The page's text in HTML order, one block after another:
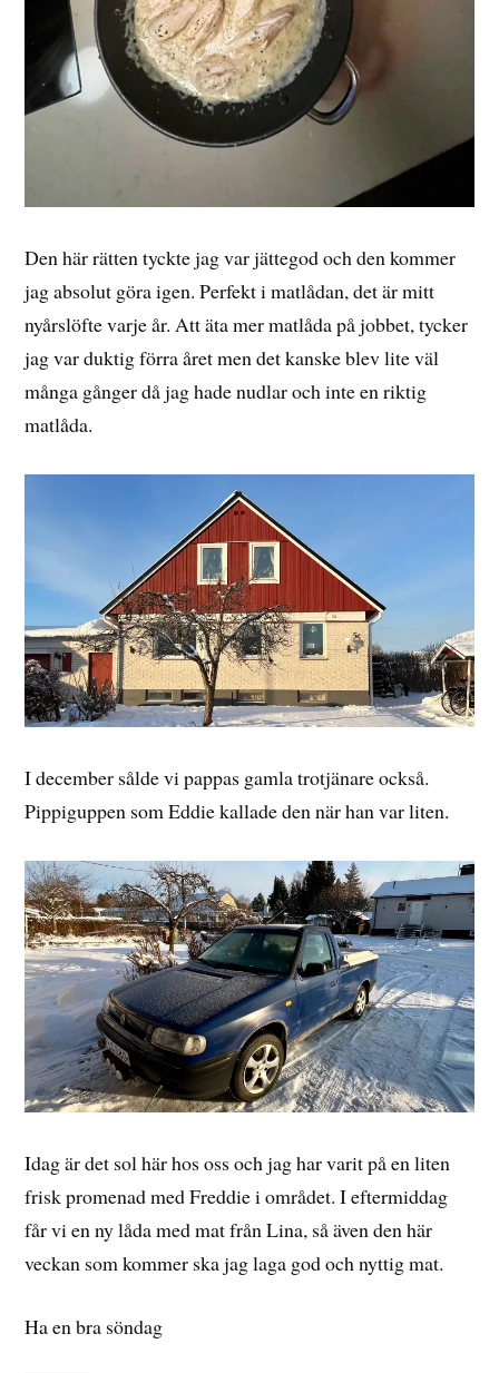
Den här rätten tyckte jag var jättegod och den kommer
jag absolut göra igen. Perfekt i matlådan, det är mitt
nyårslöfte varje år. Att äta mer matlåda på jobbet, tycker
jag var duktig förra året men det kanske blev lite väl
många gånger då jag hade nudlar och inte en riktig
matlåda.
I december sålde vi pappas gamla trotjänare också.
Pippiguppen som Eddie kallade den när han var liten.
Idag är det sol här hos oss och jag har varit på en liten
frisk promenad med Freddie i området. I eftermiddag
får vi en ny låda med mat från Lina, så även den här
veckan som kommer ska jag laga god och nyttig mat.
Ha en bra söndag